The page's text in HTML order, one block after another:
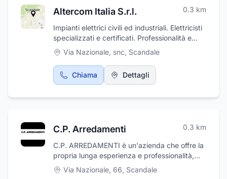
occupiamo anche di poste private nazionali,
Altercom Italia S.r.l. 0.3 km
Impianti elettrici civili ed industriali. Elettricisti
specializzati e certificati. Professionalità e
competenza trentennali.
Via Nazionale, snc, Scandale
Chiama Dettagli
C.P. Arredamenti 0.3 km
C.P. ARREDAMENTI è un'azienda che offre la
propria lunga esperienza e professionalità,
per progettare ed arredare al meglio la vostra
abitazione e personalizzarla in base alle
Via Nazionale, 66, Scandale